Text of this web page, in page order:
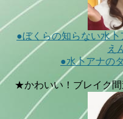
●ぼくらの知らない水
え
●水卜アナの
★かわいい！ブレイク